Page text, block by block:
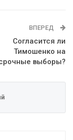
ВПЕРЕД
Согласится ли
Тимошенко на
выборы?